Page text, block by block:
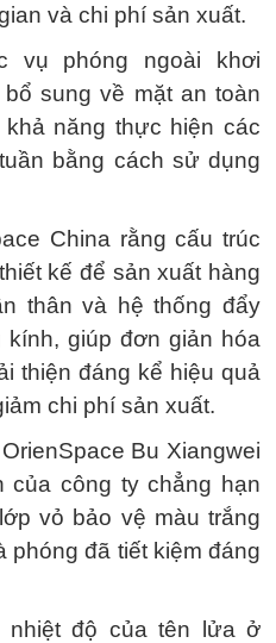
và chi phí sản xuất.
vụ phóng ngoài khơi
sung về mặt an toàn
năng thực hiện các
bằng cách sử dụng
China rằng cấu trúc
kế để sản xuất hàng
thân và hệ thống đẩy
giúp đơn giản hóa
thiện đáng kể hiệu quả
chi phí sản xuất.
Bu Xiangwei
của công ty chẳng hạn
vỏ bảo vệ màu trắng
phóng đã tiết kiệm đáng
nhiệt độ của tên lửa ở